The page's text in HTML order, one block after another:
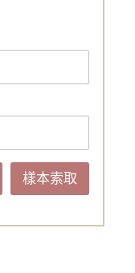
樣本索取